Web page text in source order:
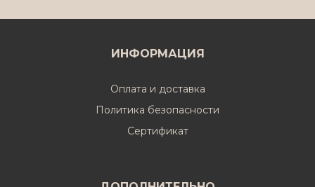
ИНФОРМАЦИЯ
Оплата и доставка
Политика безопасности
Cертификат